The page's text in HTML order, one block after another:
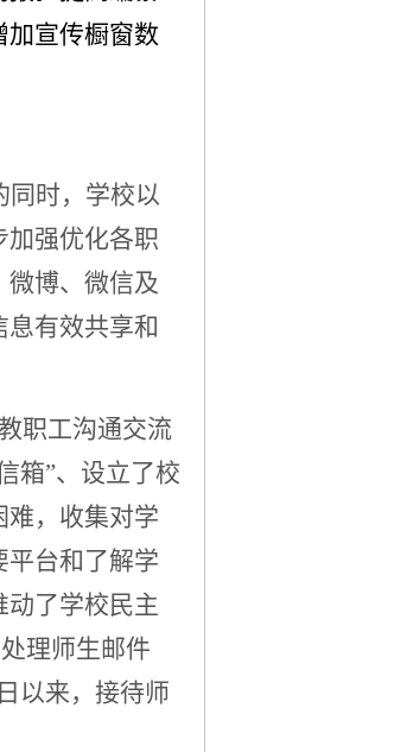
加宣传橱窗数
同时，学校以
加强优化各职
博、微信及
有效共享和
职工沟通交流
箱”、设立了校
难，收集对学
平台和了解学
了学校民主
理师生邮件
以来，接待师